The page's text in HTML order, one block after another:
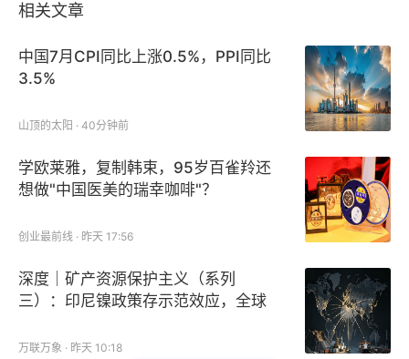
相关文章
中国7月CPI同比上涨0.5%，PPI同比
3.5%
山顶的太阳 · 40分钟前
学欧莱雅，复制韩束，95岁百雀羚还
想做"中国医美的瑞幸咖啡"？
创业最前线 · 昨天 17:56
深度｜矿产资源保护主义（系列
三）：印尼镍政策存示范效应，全球
万联万象 · 昨天 10:18